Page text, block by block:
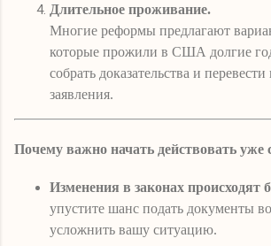
Длительное проживание.
Многие реформы предлагают
которые прожили в США долгие
собрать доказательства и
заявления.
Почему важно начать действовать уже
Изменения в законах происходят
упустите шанс подать документы
усложнить вашу ситуацию.